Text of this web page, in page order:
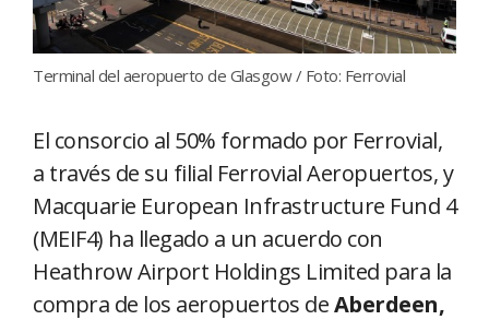
Terminal del aeropuerto de Glasgow / Foto: Ferrovial
El consorcio al 50% formado por Ferrovial,
a través de su filial Ferrovial Aeropuertos, y
Macquarie European Infrastructure Fund 4
(MEIF4) ha llegado a un acuerdo con
Heathrow Airport Holdings Limited para la
compra de los aeropuertos deAberdeen,